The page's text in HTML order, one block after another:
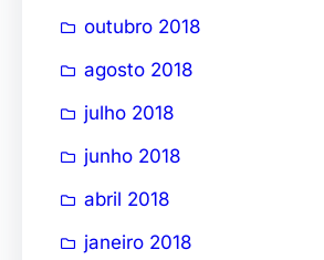
outubro 2018
agosto 2018
julho 2018
junho 2018
abril 2018
janeiro 2018